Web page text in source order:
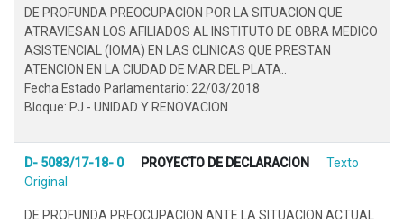
DE PROFUNDA PREOCUPACION POR LA SITUACION QUE
ATRAVIESAN LOS AFILIADOS AL INSTITUTO DE OBRA MEDICO
ASISTENCIAL (IOMA) EN LAS CLINICAS QUE PRESTAN
ATENCION EN LA CIUDAD DE MAR DEL PLATA..
Fecha Estado Parlamentario: 22/03/2018
Bloque: PJ - UNIDAD Y RENOVACION
D- 5083/17-18- 0 PROYECTO DE DECLARACION
Texto
Original
DE PROFUNDA PREOCUPACION ANTE LA SITUACION ACTUAL